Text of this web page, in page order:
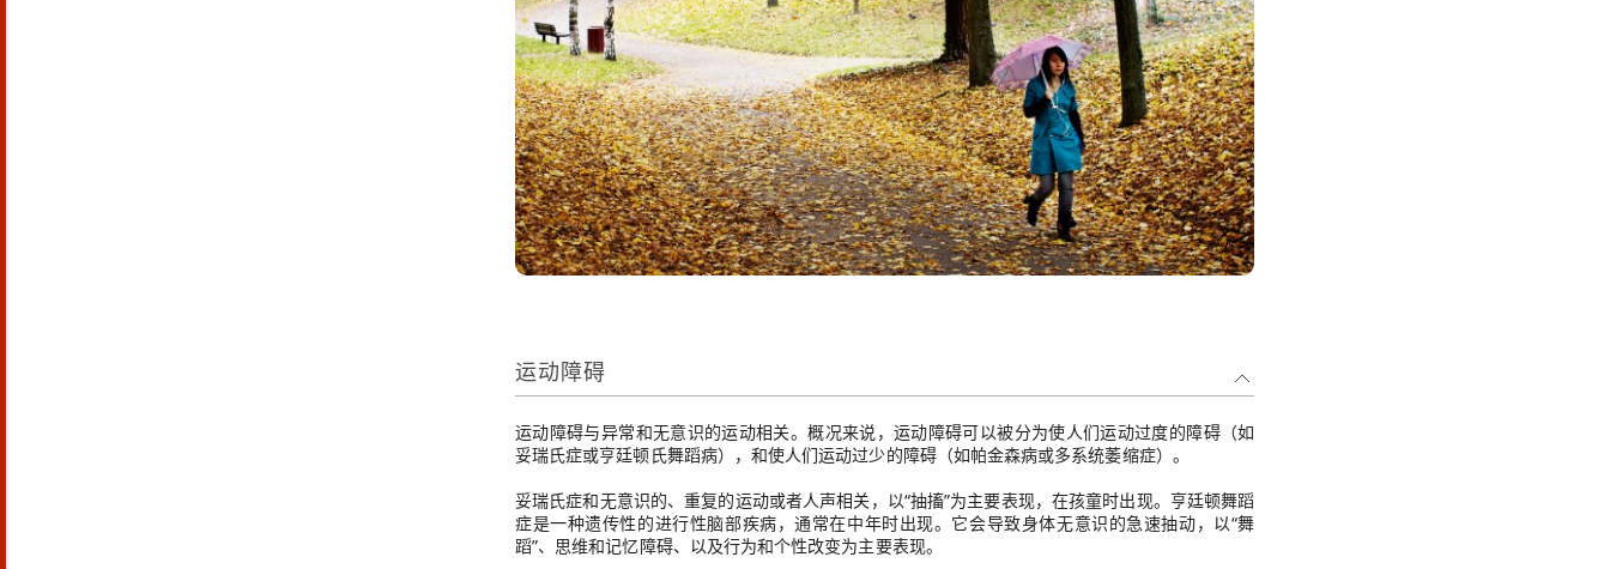
运动障碍
运动障碍与异常和无意识的运动相关。概况来说，运动障碍可以被分为使人们运动过度的障碍（如
妥瑞氏症或亨廷顿氏舞蹈病），和使人们运动过少的障碍（如帕金森病或多系统萎缩症）。
妥瑞氏症和无意识的、重复的运动或者人声相关，以“抽搐”为主要表现，在孩童时出现。亨廷顿舞蹈
症是一种遗传性的进行性脑部疾病，通常在中年时出现。它会导致身体无意识的急速抽动，以“舞
蹈”、思维和记忆障碍、以及行为和个性改变为主要表现。